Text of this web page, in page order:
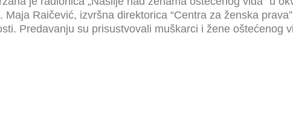
Raičević, izvršna direktorica “Centra za ženska
Predavanju su prisustvovali muškarci i žene oštećenog